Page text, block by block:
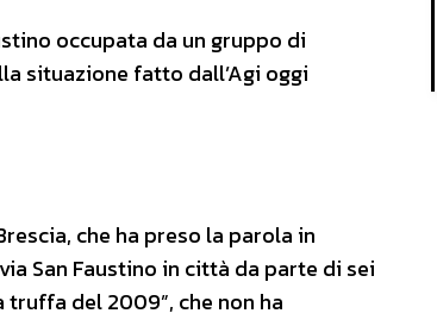
occupata da un gruppo di
situazione fatto dall’Agi oggi
che ha preso la parola in
San Faustino in città da parte di sei
del 2009”, che non ha